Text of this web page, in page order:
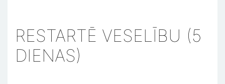
RESTARTĒ VESELĪBU (5
DIENAS)